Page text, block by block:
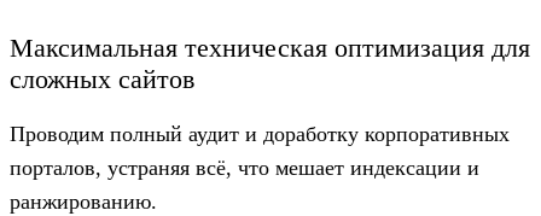
Максимальная техническая оптимизация для
сложных сайтов
Проводим полный аудит и доработку корпоративных
порталов, устраняя всё, что мешает индексации и
ранжированию.